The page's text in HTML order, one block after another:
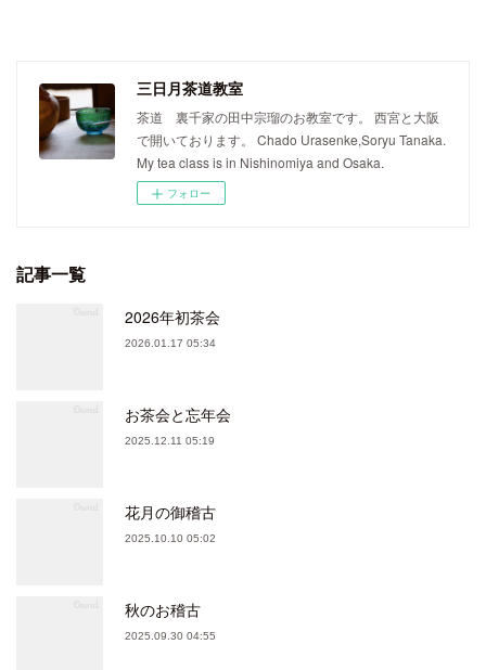
三日月茶道教室
茶道 裏千家の田中宗瑠のお教室です。 西宮と大阪
で開いております。 Chado Urasenke,Soryu Tanaka.
My tea class is in Nishinomiya and Osaka.
フォロー
記事一覧
2026年初茶会
2026.01.17 05:34
お茶会と忘年会
2025.12.11 05:19
花月の御稽古
2025.10.10 05:02
秋のお稽古
2025.09.30 04:55